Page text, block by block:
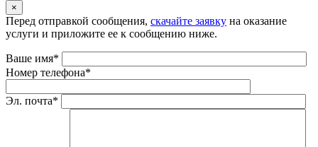
×
Перед отправкой сообщения, скачайте заявку на оказание
услуги и приложите ее к сообщению ниже.
Ваше имя*
Номер телефона*
Эл. почта*